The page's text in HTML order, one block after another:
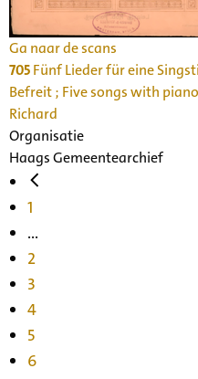
Ga naar de scans
705Fünf Lieder für eine
Befreit ; Five songs with
Richard
Organisatie
Haags Gemeentearchief
1
...
2
3
4
5
6